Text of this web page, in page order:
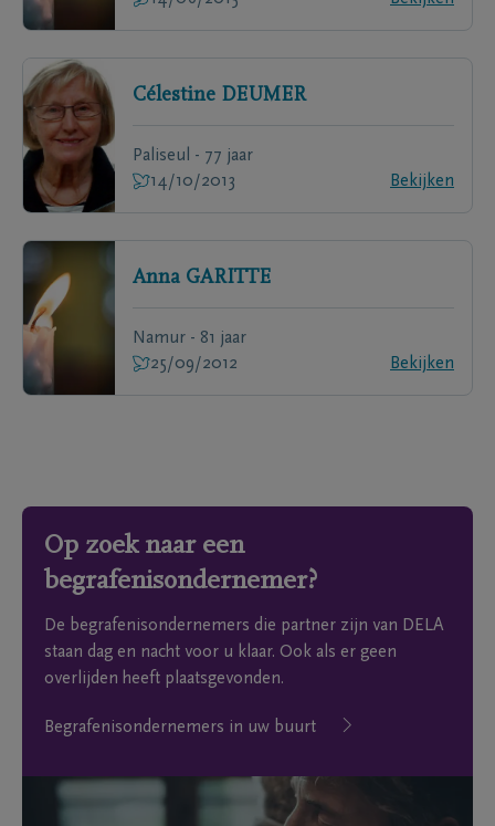
Célestine DEUMER
Paliseul - 77 jaar
14/10/2013
Bekijken
Anna GARITTE
Namur - 81 jaar
25/09/2012
Bekijken
Op zoek naar een
begrafenisondernemer?
De begrafenisondernemers die partner zijn van DELA
staan dag en nacht voor u klaar. Ook als er geen
overlijden heeft plaatsgevonden.
Begrafenisondernemers in uw buurt